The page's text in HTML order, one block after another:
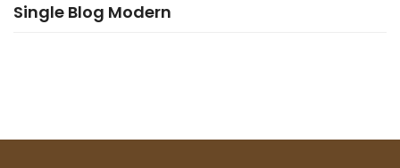
Single Blog Modern